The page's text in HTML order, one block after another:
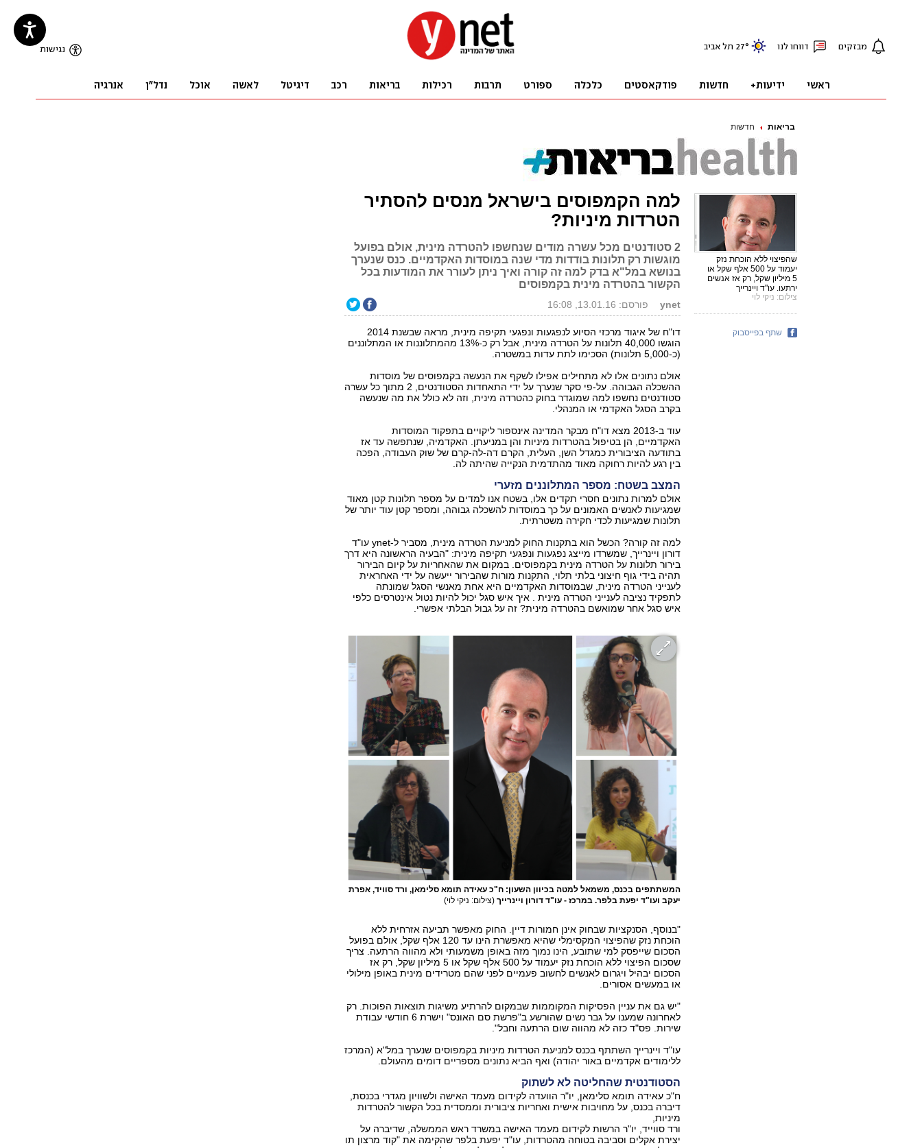
בריאות חדשות
למה הקמפוסים בישראל מנסים להסתיר
הטרדות מיניות?
2 סטודנטים מכל עשרה מודים שנחשפו להטרדה מינית, אולם בפועל
מוגשות רק תלונות בודדות מדי שנה במוסדות האקדמיים. כנס שנערך
בנושא במל"א בדק למה זה קורה ואיך ניתן לעורר את המודעות בכל
הקשור בהטרדה מינית בקמפוסים
ynet פורסם: 13.01.16, 16:08
דו"ח של איגוד מרכזי הסיוע לנפגעות ונפגעי תקיפה מינית, מראה שבשנת 2014
הוגשו 40,000 תלונות על הטרדה מינית, אבל רק כ-13% מהמתלוננות או המתלוננים
(כ-5,000 תלונות) הסכימו לתת עדות במשטרה.
אולם נתונים אלו לא מתחילים אפילו לשקף את הנעשה בקמפוסים של מוסדות
ההשכלה הגבוהה. על-פי סקר שנערך על ידי התאחדות הסטודנטים, 2 מתוך כל עשרה
סטודנטים נחשפו למה שמוגדר בחוק כהטרדה מינית, וזה לא כולל את מה שנעשה
בקרב הסגל האקדמי או המנהלי.
עוד ב-2013 מצא דו"ח מבקר המדינה אינספור ליקויים בתפקוד המוסדות
האקדמיים, הן בטיפול בהטרדות מיניות והן במניעתן. האקדמיה, שנתפשה עד אז
בתודעה הציבורית כמגדל השן, העלית, הקרם דה-לה-קרם של שוק העבודה, הפכה
בין רגע להיות רחוקה מאוד מהתדמית הנקייה שהיתה לה.
המצב בשטח: מספר המתלוננים מזערי
אולם למרות נתונים חסרי תקדים אלו, בשטח אנו למדים על מספר תלונות קטן מאוד
שמגיעות לאנשים האמונים על כך במוסדות להשכלה גבוהה, ומספר קטן עוד יותר של
תלונות שמגיעות לכדי חקירה משטרתית.
למה זה קורה? הכשל הוא בתקנות החוק למניעת הטרדה מינית, מסביר ל-ynet עו"ד
דורון ויינרייך, שמשרדו מייצג נפגעות ונפגעי תקיפה מינית: "הבעיה הראשונה היא דרך
בירור תלונות על הטרדה מינית בקמפוסים. במקום את שהאחריות על קיום הבירור
תהיה בידי גוף חיצוני בלתי תלוי, התקנות מורות שהבירור ייעשה על ידי האחראית
לענייני הטרדה מינית, שבמוסדות האקדמיים היא אחת מאנשי הסגל שמונתה
לתפקיד נציבה לענייני הטרדה מינית . איך איש סגל יכול להיות נטול אינטרסים כלפי
איש סגל אחר שמואשם בהטרדה מינית? זה על גבול הבלתי אפשרי.
המשתתפים בכנס, משמאל למטה בכיוון השעון: ח"כ עאידה תומא סלימאן, ורד סוויד, אפרת
יעקב ועו"ד יפעת בלפר. במרכז - עו"ד דורון ויינרייך (צילום: ניקי לוי)
"בנוסף, הסנקציות שבחוק אינן חמורות דיין. החוק מאפשר תביעה אזרחית ללא
הוכחת נזק שהפיצוי המקסימלי שהיא מאפשרת הינו עד 120 אלף שקל, אולם בפועל
הסכום שייפסק למי שתובע, הינו נמוך מזה באופן משמעותי ולא מהווה הרתעה. צריך
שסכום הפיצוי ללא הוכחת נזק יעמוד על 500 אלף שקל או 5 מיליון שקל, רק אז
הסכום יבהיל ויגרום לאנשים לחשוב פעמיים לפני שהם מטרידים מינית באופן מילולי
או במעשים אסורים.
"יש גם את עניין הפסיקות המקוממות שבמקום להרתיע משיגות תוצאות הפוכות. רק
לאחרונה שמענו על גבר נשים שהורשע ב"פרשת סם האונס" וישרת 6 חודשי עבודת
שירות. פס"ד כזה לא מהווה שום הרתעה וחבל".
עו"ד ויינרייך השתתף בכנס למניעת הטרדות מיניות בקמפוסים שנערך במל"א (המרכז
ללימודים אקדמיים באור יהודה) ואף הביא נתונים מספריים דומים מהעולם.
הסטודנטית שהחליטה לא לשתוק
ח"כ עאידה תומא סלימאן, יו"ר הוועדה לקידום מעמד האישה ולשוויון מגדרי בכנסת,
דיברה בכנס, על מחויבות אישית ואחריות ציבורית וממסדית בכל הקשור להטרדות
מיניות,
ורד סווייד, יו"ר הרשות לקידום מעמד האישה במשרד ראש הממשלה, שדיברה על
יצירת אקלים וסביבה בטוחה מהטרדות, עו"ד יפעת בלפר שהקימה את "קוד מרצון תו
שהפיצוי ללא הוכחת נזק
יעמוד על 500 אלף שקל או
5 מיליון שקל, רק אז אנשים
ירתעו. עו"ד ויינרייך
צילום: ניקי לוי
שתף בפייסבוק